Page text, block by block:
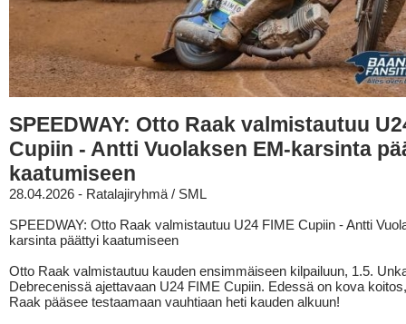
SPEEDWAY: Otto Raak valmistautuu
Cupiin - Antti Vuolaksen EM-karsinta
kaatumiseen
28.04.2026 - Ratalajiryhmä / SML
SPEEDWAY: Otto Raak valmistautuu U24 FIME Cupiin - Antti
karsinta päättyi kaatumiseen
Otto Raak valmistautuu kauden ensimmäiseen kilpailuun, 1.5.
Debrecenissä ajettavaan U24 FIME Cupiin. Edessä on kova
Raak pääsee testaamaan vauhtiaan heti kauden alkuun!